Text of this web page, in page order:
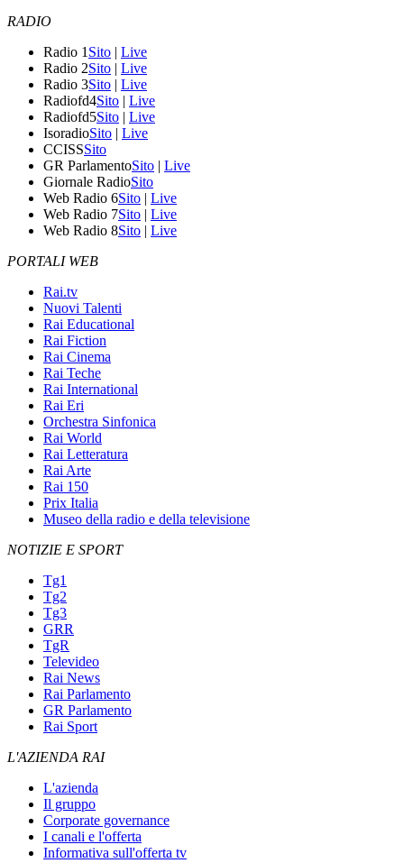
RADIO
Radio 1 Sito | Live
Radio 2Sito | Live
Radio 3Sito | Live
Radiofd4Sito | Live
Radiofd5Sito | Live
IsoradioSito | Live
CCISSSito
GR ParlamentoSito | Live
Giornale RadioSito
Web Radio 6Sito | Live
Web Radio 7Sito | Live
Web Radio 8Sito | Live
PORTALI WEB
Rai.tv
Nuovi Talenti
Rai Educational
Rai Fiction
Rai Cinema
Rai Teche
Rai International
Rai Eri
Orchestra Sinfonica
Rai World
Rai Letteratura
Rai Arte
Rai 150
Prix Italia
Museo della radio e della televisione
NOTIZIE E SPORT
Tg1
Tg2
Tg3
GRR
TgR
Televideo
Rai News
Rai Parlamento
GR Parlamento
Rai Sport
L'AZIENDA RAI
L'azienda
Il gruppo
Corporate governance
I canali e l'offerta
Informativa sull'offerta tv